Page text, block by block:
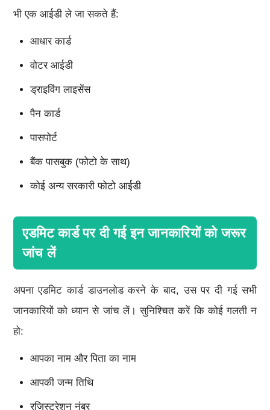
भी एक आईडी ले जा सकते हैं:
आधार कार्ड
वोटर आईडी
ड्राइविंग लाइसेंस
पैन कार्ड
पासपोर्ट
बैंक पासबुक (फोटो के साथ)
कोई अन्य सरकारी फोटो आईडी
एडमिट कार्ड पर दी गई इन जानकारियों को जरूर
जांच लें
अपना एडमिट कार्ड डाउनलोड करने के बाद, उस पर दी गई सभी
जानकारियों को ध्यान से जांच लें। सुनिश्चित करें कि कोई गलती न
हो:
आपका नाम और पिता का नाम
आपकी जन्म तिथि
रजिस्ट्रेशन नंबर